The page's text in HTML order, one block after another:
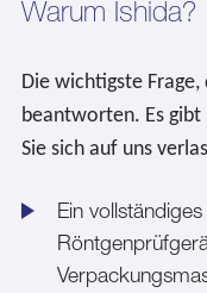
Warum Ishida?
Die wichtigste
beantworten. Es
Sie sich auf uns
Ein